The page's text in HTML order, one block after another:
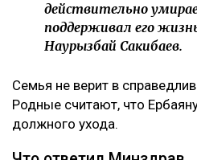
действительно
поддерживал его
Наурызбай Сакибаев.
Семья не верит в
Родные считают, что
должного ухода.